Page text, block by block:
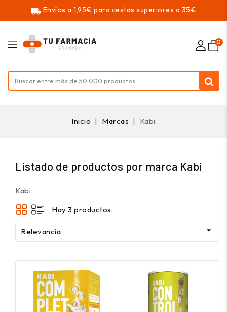
local_shipping Envíos a 1,95€ para cestas superiores a 35€
0
Inicio Marcas Kabi
Listado de productos por marca Kabi
Kabi
Hay 3 productos.
Relevancia 